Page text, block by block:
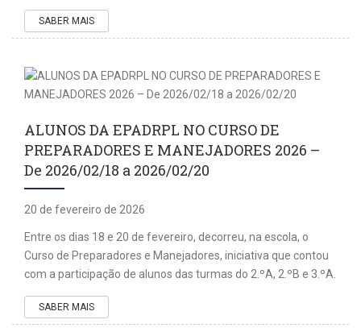
SABER MAIS
ALUNOS DA EPADRPL NO CURSO DE
PREPARADORES E MANEJADORES 2026 –
De 2026/02/18 a 2026/02/20
20 de fevereiro de 2026
Entre os dias 18 e 20 de fevereiro, decorreu, na escola, o
Curso de Preparadores e Manejadores, iniciativa que contou
com a participação de alunos das turmas do 2.ºA, 2.ºB e 3.ºA.
SABER MAIS